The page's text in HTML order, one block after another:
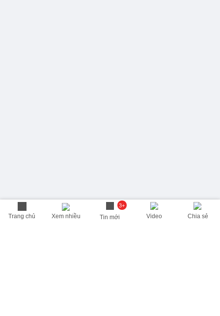
Trang chủ Xem nhiều
3+
Tin mới Video Chia sẻ